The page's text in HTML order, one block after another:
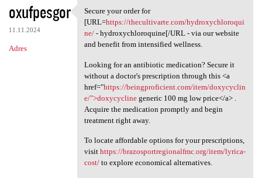
oxufpesgor
11.11.2024
Adres
Secure your order for [URL
Secure your order for
[URL=https://thecultivarte.com/hydroxychloroqui
ne/- hydroxychloroquine[/URL - via our website
and benefit from intensified wellness.
Looking for an antibiotic medication? Secure it
without a doctor's prescription through this <a
href="https://beingproficient.com/item/doxycyclin
e/">doxycyclinegeneric 100 mg low price</a> .
Acquire the medication promptly and begin
treatment right away.
To locate affordable options for your prescriptions,
visit https://brazosportregionalfmc.org/item/lyrica-
cost/to explore economical alternatives.